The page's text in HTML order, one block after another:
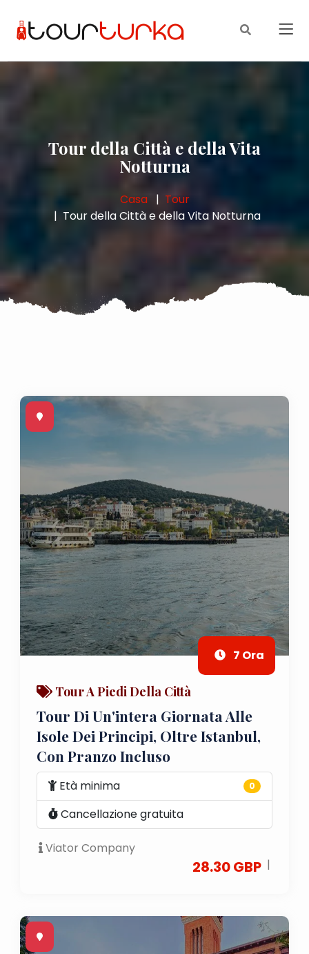
Tour della Città e della Vita
Notturna
Casa
Tour
Tour della Città e della Vita Notturna
7 Ora
Tour A Piedi Della Città
Tour Di Un'intera Giornata Alle
Isole Dei Principi, Oltre Istanbul,
Con Pranzo Incluso
Età minima 0
Cancellazione gratuita
Viator Company
28.30 GBP |